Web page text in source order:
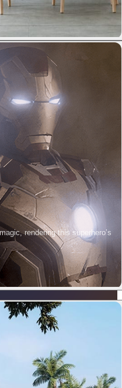
rendering this superhero’s